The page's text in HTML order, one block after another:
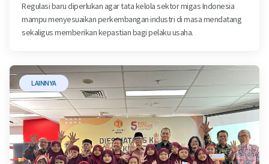
Regulasi baru diperlukan agar tata kelola sektor migas Indonesia
mampu menyesuaikan perkembangan industri di masa mendatang
sekaligus memberikan kepastian bagi pelaku usaha.
LAINNYA